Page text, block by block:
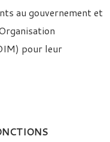
au gouvernement et
pour leur